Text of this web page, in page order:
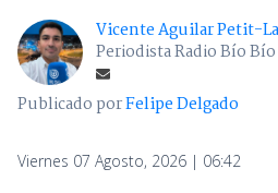
Vicente Aguilar Petit-
Periodista Radio Bío
Publicado porFelipe Delgado
Viernes 07 Agosto, 2026 | 06:42